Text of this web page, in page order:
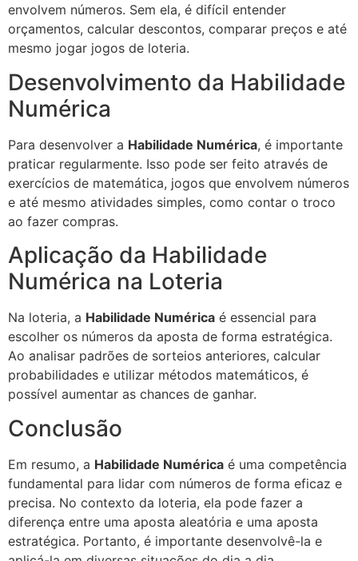
envolvem números. Sem ela, é difícil entender
orçamentos, calcular descontos, comparar preços e até
mesmo jogar jogos de loteria.
Desenvolvimento da Habilidade
Numérica
Para desenvolver a Habilidade Numérica, é importante
praticar regularmente. Isso pode ser feito através de
exercícios de matemática, jogos que envolvem números
e até mesmo atividades simples, como contar o troco
ao fazer compras.
Aplicação da Habilidade
Numérica na Loteria
Na loteria, a Habilidade Numérica é essencial para
escolher os números da aposta de forma estratégica.
Ao analisar padrões de sorteios anteriores, calcular
probabilidades e utilizar métodos matemáticos, é
possível aumentar as chances de ganhar.
Conclusão
Em resumo, a Habilidade Numérica é uma competência
fundamental para lidar com números de forma eficaz e
precisa. No contexto da loteria, ela pode fazer a
diferença entre uma aposta aleatória e uma aposta
estratégica. Portanto, é importante desenvolvê-la e